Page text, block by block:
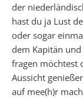
der
hast du ja Lust
oder sogar
dem Kapitän
fragen möchtest
Aussicht
auf mee(h)r